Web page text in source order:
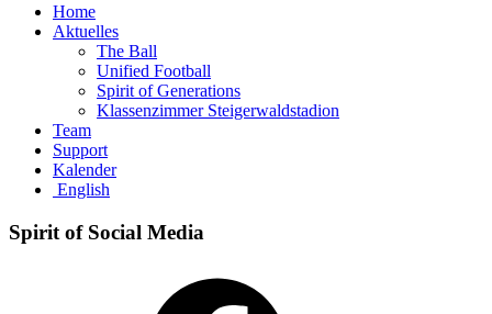
Home
Aktuelles
The Ball
Unified Football
Spirit of Generations
Klassenzimmer Steigerwaldstadion
Team
Support
Kalender
English
Spirit of Social Media